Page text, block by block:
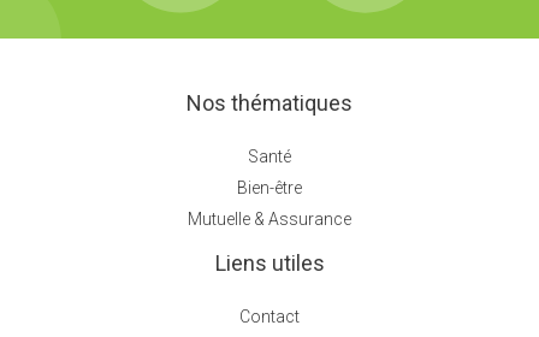
Nos thématiques
Santé
Bien-être
Mutuelle & Assurance
Liens utiles
Contact